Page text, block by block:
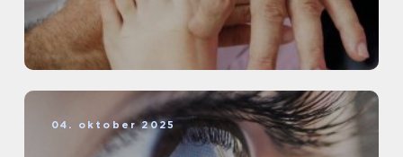
04. oktober 2025